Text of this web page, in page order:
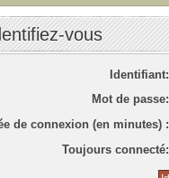
vous
Identifiant:
Mot de passe:
de connexion (en minutes) :
Toujours connecté: